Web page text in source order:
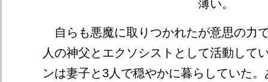
薄い。
自らも悪魔に取りつかれたが意思の力
人の神父とエクソシストとして活動して
ンは妻子と3人で穏やかに暮らしていた